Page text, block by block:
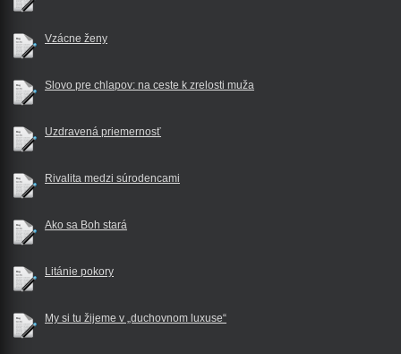
Vzácne ženy
Slovo pre chlapov: na ceste k zrelosti muža
Uzdravená priemernosť
Rivalita medzi súrodencami
Ako sa Boh stará
Litánie pokory
My si tu žijeme v „duchovnom luxuse“